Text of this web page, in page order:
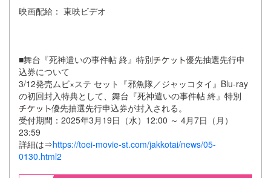
映画配給： 東映ビデオ
■舞台『死神遣いの事件帖 終』特別
優先抽選先行申
込券について
3/12発売ムビ×ステ セット『邪魚隊／ジャッコタイ』Blu-ray
の初回封入特典として、舞台『死神遣いの事件帖 終』特別
優先抽選先行申込券が封入される。
受付期間：2025年3月19日（水）12:00 ～ 4月7日（月）
23:59
詳細は⇒https://toei-movie-st.com/jakkotai/news/05-
0130.html2